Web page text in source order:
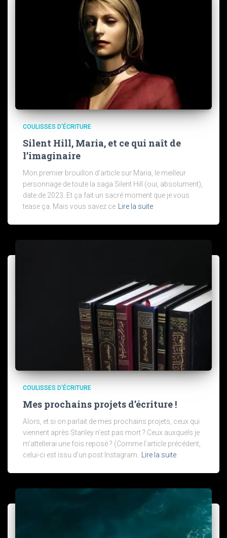
COULISSES D'ÉCRITURE
Silent Hill, Maria, et ce qui naît de
l’imaginaire
Mon premier brouillon d’article sur Maria, le meilleur
personnage de toute la saga Silent Hill (oui, absolument),
date de 2023. Et ça fait un sacré moment que je vous
tease ça. Mais vous savez ce
Lire la suite
COULISSES D'ÉCRITURE
Mes prochains projets d’écriture !
Alors, et si on parlait de mes prochains projets, ceux qui
viennent après Stanley n’est pas mort ? Ceux auxquels je
m’attellerai une fois reposé ? (Comme l’article précédent,
celui-ci est issu d’un post Instagram. Lire la suite